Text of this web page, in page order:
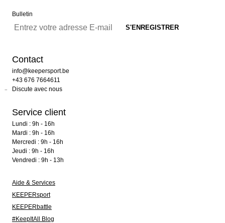
Bulletin
Contact
info@keepersport.be
+43 676 7664611
Discute avec nous
Service client
Lundi : 9h - 16h
Mardi : 9h - 16h
Mercredi : 9h - 16h
Jeudi : 9h - 16h
Vendredi : 9h - 13h
Aide & Services
KEEPERsport
KEEPERbattle
#KeepItAll Blog